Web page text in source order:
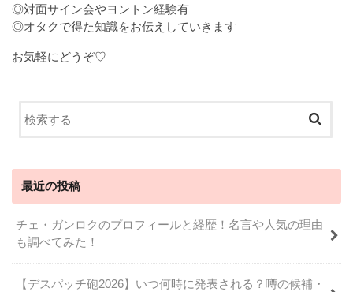
◎対面サイン会やヨントン経験有
◎オタクで得た知識をお伝えしていきます
お気軽にどうぞ♡
最近の投稿
チェ・ガンロクのプロフィールと経歴！名言や人気の理由
も調べてみた！
【デスパッチ砲2026】いつ何時に発表される？噂の候補・